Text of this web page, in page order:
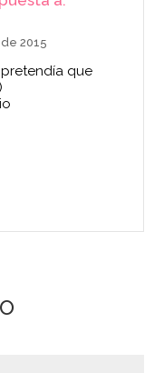
2015
que